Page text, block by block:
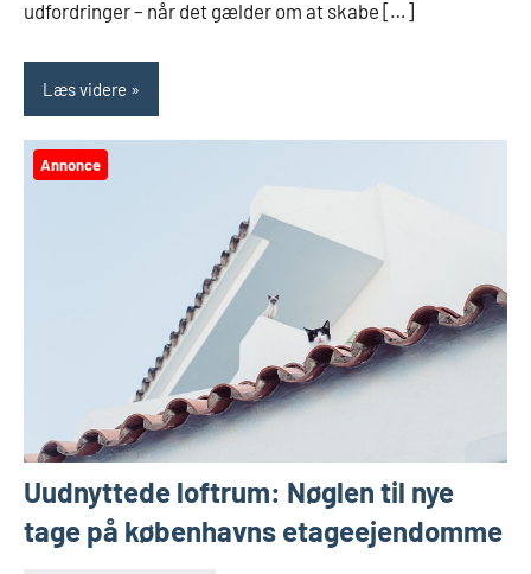
udfordringer – når det gælder om at skabe […]
Læs videre
Annonce
Uudnyttede loftrum: Nøglen til nye
tage på københavns etageejendomme